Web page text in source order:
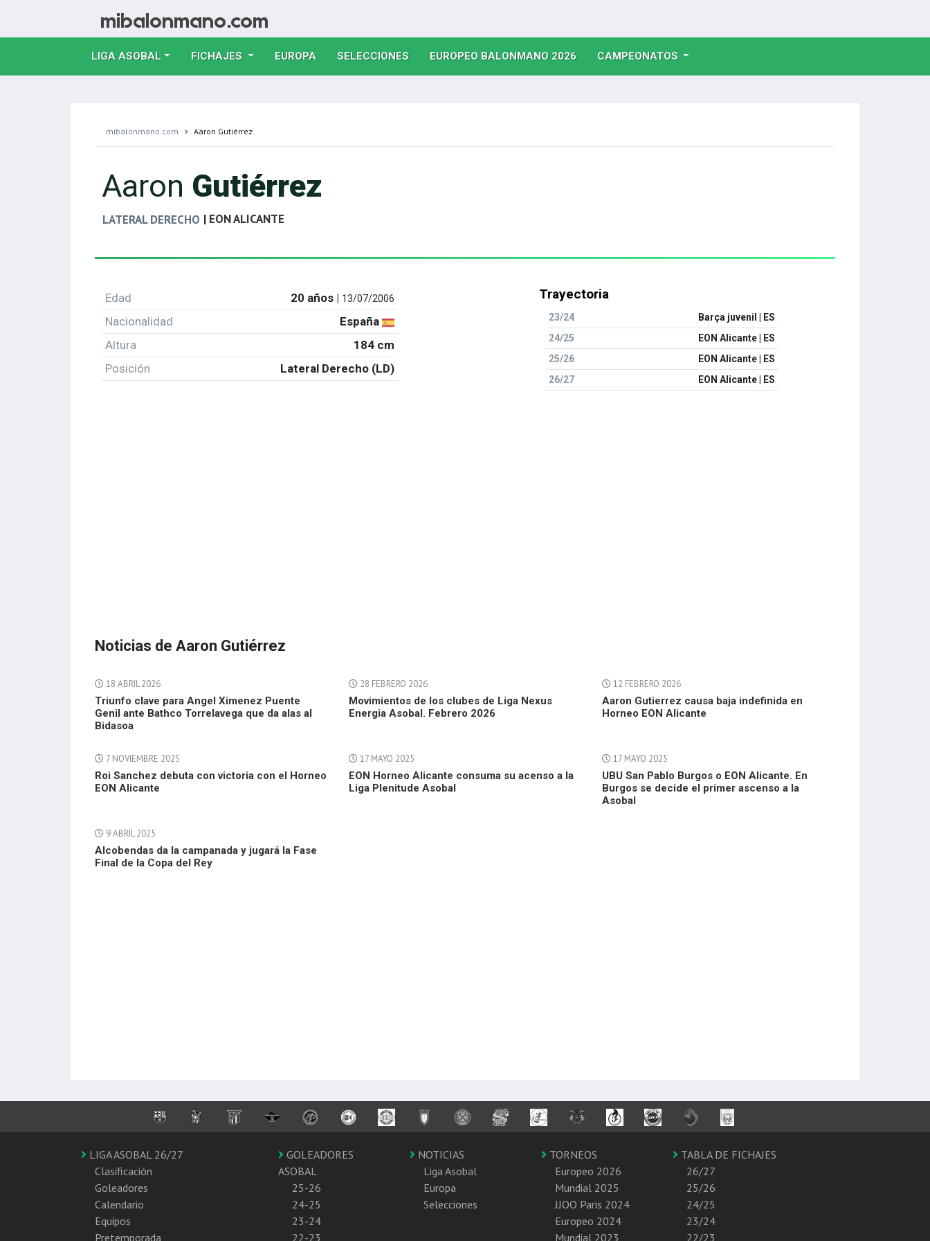
LIGA ASOBAL FICHAJES EUROPA(CURRENT)
SELECCIONES(CURRENT)
EUROPEO BALONMANO 2026(CURRENT)
CAMPEONATOS
mibalonmano.com Aaron Gutiérrez
Aaron Gutiérrez
LATERAL DERECHO | EON ALICANTE
Edad 20 años | 13/07/2006
Nacionalidad
España
Altura
184 cm
Posición
Lateral Derecho (LD)
Trayectoria
23/24
Barça juvenil | ES
24/25
EON Alicante | ES
25/26
EON Alicante | ES
26/27
EON Alicante | ES
Noticias de Aaron Gutiérrez
18 ABRIL 2026
Triunfo clave para Angel Ximenez Puente
Genil ante Bathco Torrelavega que da alas al
Bidasoa
28 FEBRERO 2026
Movimientos de los clubes de Liga Nexus
Energia Asobal. Febrero 2026
12 FEBRERO 2026
Aaron Gutierrez causa baja indefinida en
Horneo EON Alicante
7 NOVIEMBRE 2025
Roi Sanchez debuta con victoria con el Horneo
EON Alicante
17 MAYO 2025
EON Horneo Alicante consuma su acenso a la
Liga Plenitude Asobal
17 MAYO 2025
UBU San Pablo Burgos o EON Alicante. En
Burgos se decide el primer ascenso a la
Asobal
9 ABRIL 2025
Alcobendas da la campanada y jugará la Fase
Final de la Copa del Rey
LIGA ASOBAL 26/27
Clasificación
Goleadores
Calendario
Equipos
Pretemporada
GOLEADORES
ASOBAL
25-26
24-25
23-24
22-23
NOTICIAS
Liga Asobal
Europa
Selecciones
TORNEOS
Europeo 2026
Mundial 2025
JJOO Paris 2024
Europeo 2024
Mundial 2023
TABLA DE FICHAJES
26/27
25/26
24/25
23/24
22/23